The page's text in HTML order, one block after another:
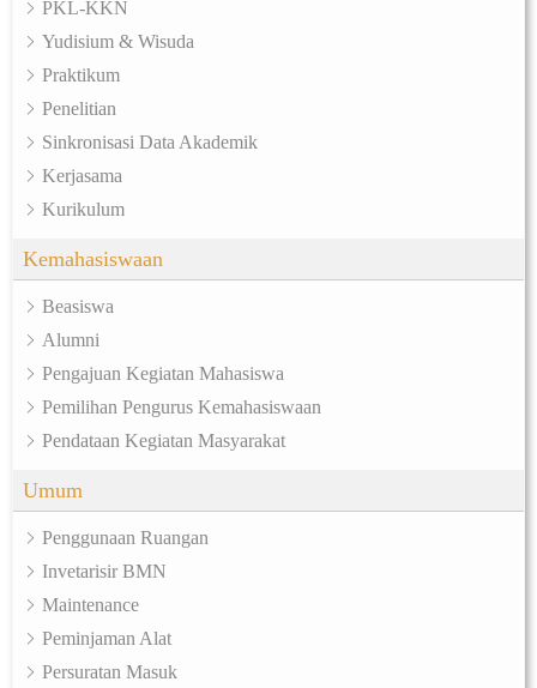
PKL-KKN
Yudisium & Wisuda
Praktikum
Penelitian
Sinkronisasi Data Akademik
Kerjasama
Kurikulum
Kemahasiswaan
Beasiswa
Alumni
Pengajuan Kegiatan Mahasiswa
Pemilihan Pengurus Kemahasiswaan
Pendataan Kegiatan Masyarakat
Umum
Penggunaan Ruangan
Invetarisir BMN
Maintenance
Peminjaman Alat
Persuratan Masuk